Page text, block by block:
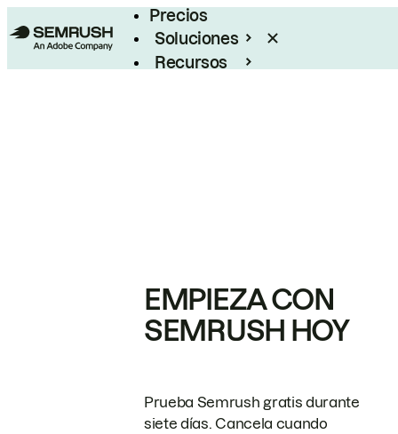
Precios
Soluciones
Recursos
EMPIEZA CON
SEMRUSH HOY
Prueba Semrush gratis durante
siete días. Cancela cuando